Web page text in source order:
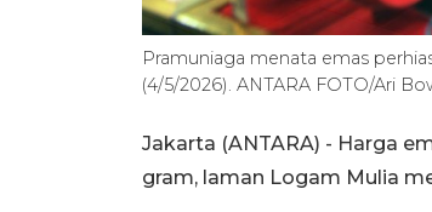
Pramuniaga menata emas
(4/5/2026). ANTARA FOTO/Ari
Jakarta (ANTARA) - Harga
gram, laman Logam Mulia